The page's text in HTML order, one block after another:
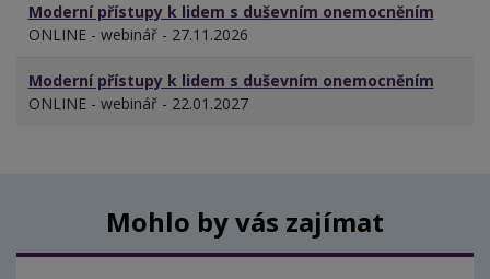
Moderní přístupy k lidem s duševním onemocněním
ONLINE - webinář - 27.11.2026
Moderní přístupy k lidem s duševním onemocněním
ONLINE - webinář - 22.01.2027
Mohlo by vás zajímat